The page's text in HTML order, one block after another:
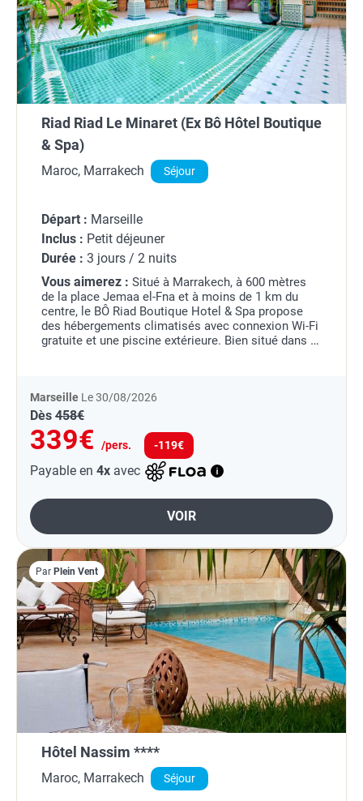
Riad Riad Le Minaret (Ex Bô Hôtel Boutique
& Spa)
Maroc, Marrakech Séjour
Départ : Marseille
Inclus : Petit déjeuner
Durée : 3 jours / 2 nuits
Vous aimerez : Situé à Marrakech, à 600 mètres
de la place Jemaa el-Fna et à moins de 1 km du
centre, le BÔ Riad Boutique Hotel & Spa propose
des hébergements climatisés avec connexion Wi-Fi
gratuite et une piscine extérieure. Bien situé dans le
Marseille Le 30/08/2026
Dès 458€
339€ /pers. -119€
Payable en 4x avec
VOIR
Par Plein Vent
Hôtel Nassim ****
Maroc, Marrakech Séjour